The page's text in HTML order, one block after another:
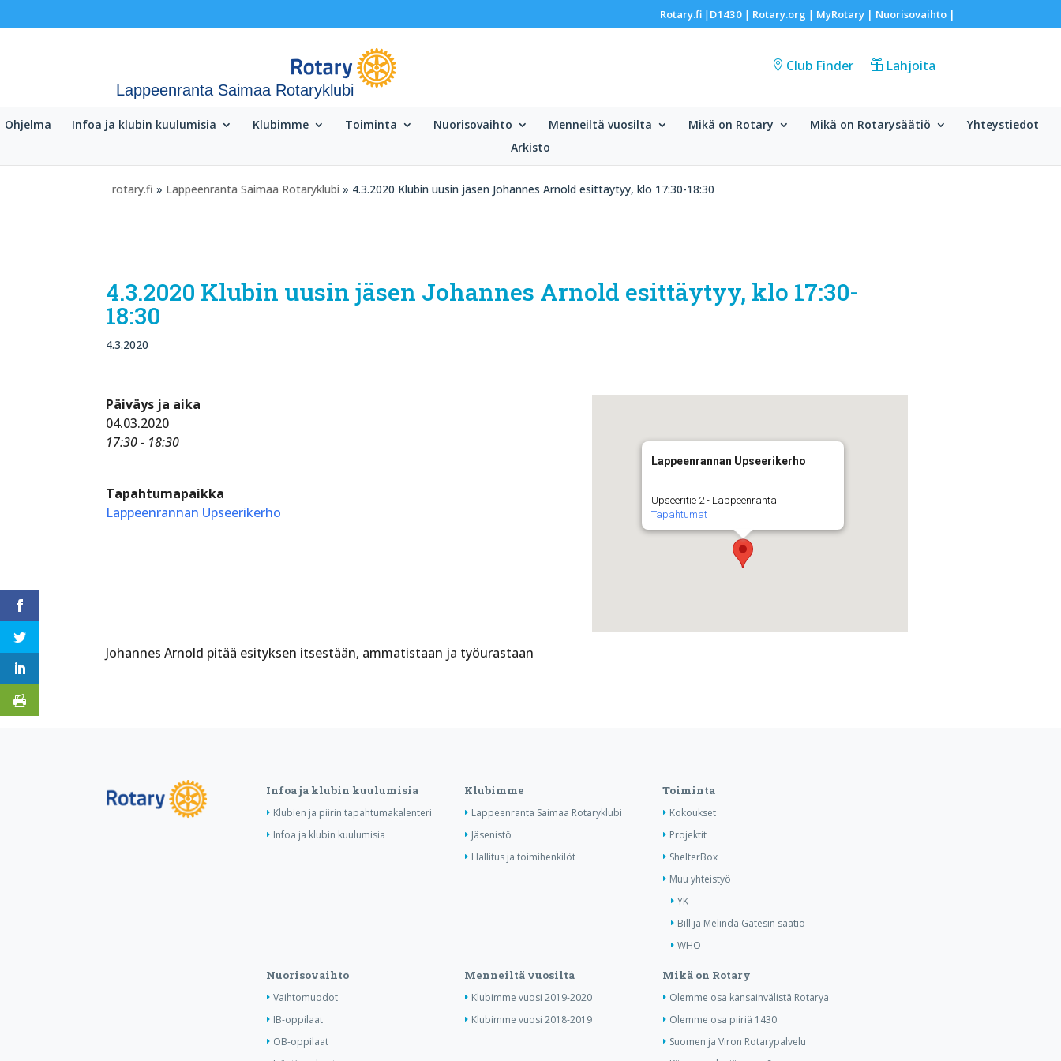
Rotary.fi|D1430| Rotary.org | MyRotary | Nuorisovaihto|
Lappeenranta Saimaa Rotaryklubi
Club Finder Lahjoita
Ohjelma Infoa ja klubin kuulumisia Klubimme Toiminta Nuorisovaihto Menneiltä vuosilta Mikä on Rotary Mikä on Rotarysäätiö
Yhteystiedot
Arkisto
rotary.fi » Lappeenranta Saimaa Rotaryklubi » 4.3.2020 Klubin uusin jäsen Johannes Arnold esittäytyy, klo 17:30-18:30
4.3.2020 Klubin uusin jäsen Johannes Arnold esittäytyy, klo 17:30-
18:30
4.3.2020
Lappeenrannan Upseerikerho
Upseeritie 2 - Lappeenranta
Tapahtumat
Päiväys ja aika
04.03.2020
17:30 - 18:30
Tapahtumapaikka
Lappeenrannan Upseerikerho
Johannes Arnold pitää esityksen itsestään, ammatistaan ja työurastaan
Infoa ja klubin kuulumisia
Klubien ja piirin tapahtumakalenteri
Infoa ja klubin kuulumisia
Klubimme
Lappeenranta Saimaa Rotaryklubi
Jäsenistö
Hallitus ja toimihenkilöt
Toiminta
Kokoukset
Projektit
ShelterBox
Muu yhteistyö
YK
Bill ja Melinda Gatesin säätiö
WHO
Nuorisovaihto
Vaihtomuodot
IB-oppilaat
OB-oppilaat
Menneiltä vuosilta
Klubimme vuosi 2019-2020
Klubimme vuosi 2018-2019
Mikä on Rotary
Olemme osa kansainvälistä Rotarya
Olemme osa piiriä 1430
Suomen ja Viron Rotarypalvelu